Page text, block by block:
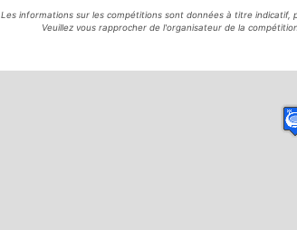
Les informations sur les compétitions sont données à titre indicatif,
Veuillez vous rapprocher de l'organisateur de la